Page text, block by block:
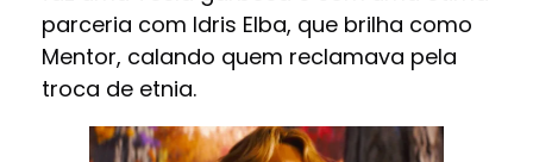
parceria com Idris Elba, que brilha como
Mentor, calando quem reclamava pela
troca de etnia.